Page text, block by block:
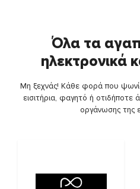
Όλα τα
ηλεκτρονικά
Μη ξεχνάς! Κάθε φορά που
εισιτήρια, φαγητό ή οτιδήποτε
οργάνωσης της